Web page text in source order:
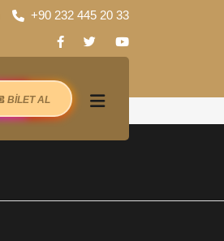
+90 232 445 20 33
BİLET AL